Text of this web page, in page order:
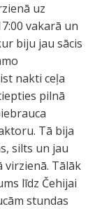
uz
vakarā un
biju jau sācis
nakti ceļa
pilnā
Tā bija
silts un jau
virzienā. Tālāk
līdz Čehijai
stundas